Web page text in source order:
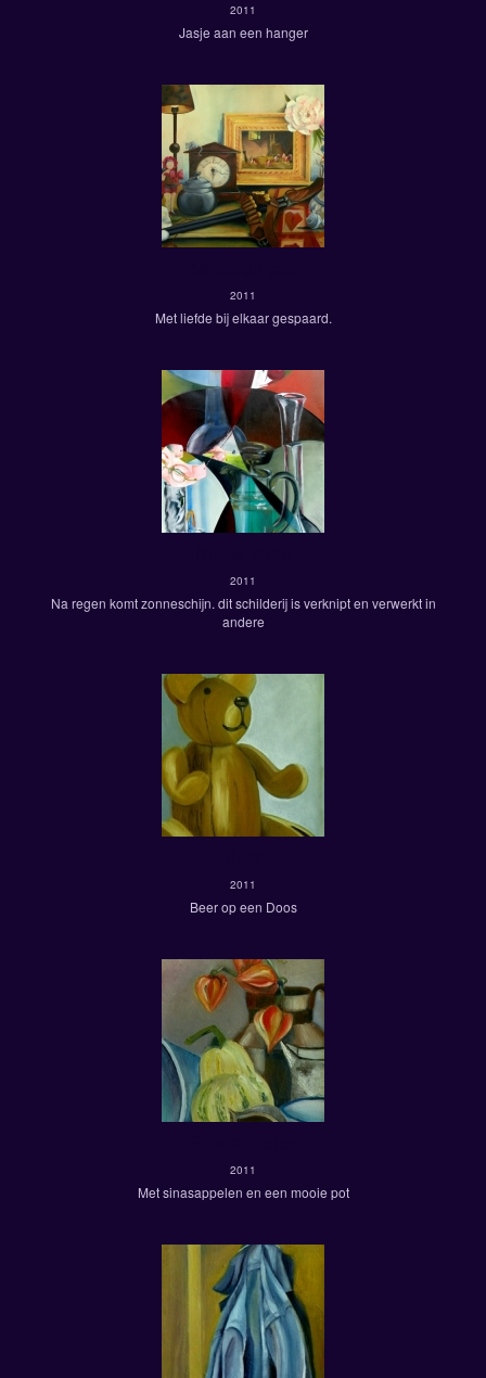
2011
Jasje aan een hanger
2011
Met liefde bij elkaar gespaard.
2011
Na regen komt zonneschijn. dit schilderij is verknipt en verwerkt in
andere
2011
Beer op een Doos
2011
Met sinasappelen en een mooie pot